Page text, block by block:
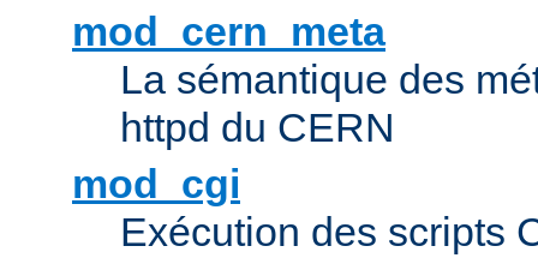
mod_cern_meta
La sémantique des
httpd du CERN
mod_cgi
Exécution des scripts